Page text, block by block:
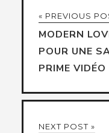
« PREVIOUS
MODERN
POUR UNE
PRIME VIDÉO
NEXT POST »